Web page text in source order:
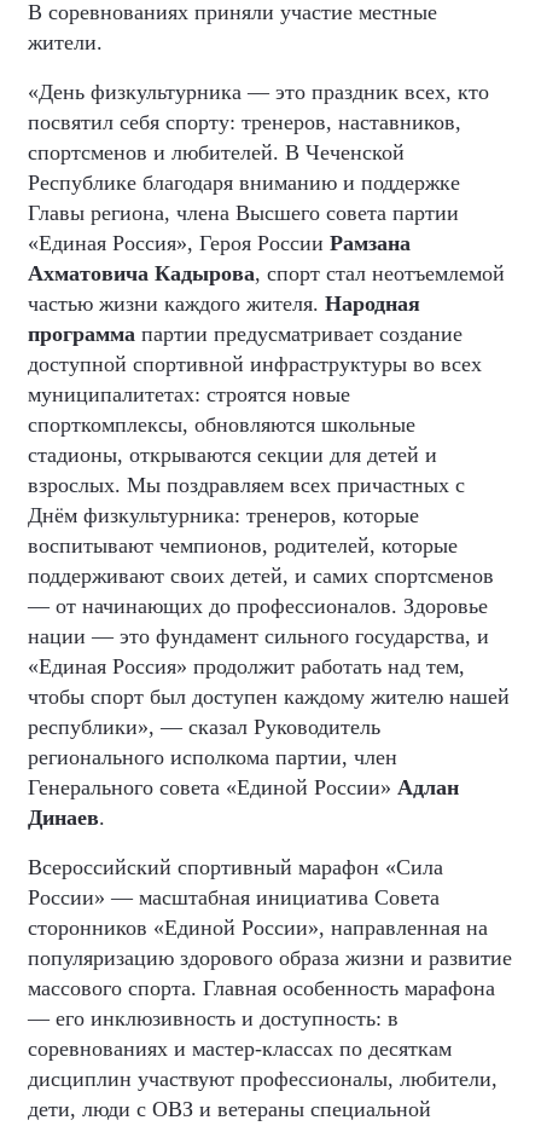
В соревнованиях приняли участие местные
жители.
«День физкультурника — это праздник всех, кто
посвятил себя спорту: тренеров, наставников,
спортсменов и любителей. В Чеченской
Республике благодаря вниманию и поддержке
Главы региона, члена Высшего совета партии
«Единая Россия», Героя России Рамзана
Ахматовича Кадырова, спорт стал неотъемлемой
частью жизни каждого жителя. Народная
программа партии предусматривает создание
доступной спортивной инфраструктуры во всех
муниципалитетах: строятся новые
спорткомплексы, обновляются школьные
стадионы, открываются секции для детей и
взрослых. Мы поздравляем всех причастных с
Днём физкультурника: тренеров, которые
воспитывают чемпионов, родителей, которые
поддерживают своих детей, и самих спортсменов
— от начинающих до профессионалов. Здоровье
нации — это фундамент сильного государства, и
«Единая Россия» продолжит работать над тем,
чтобы спорт был доступен каждому жителю нашей
республики», — сказал Руководитель
регионального исполкома партии, член
Генерального совета «Единой России» Адлан
Динаев.
Всероссийский спортивный марафон «Сила
России» — масштабная инициатива Совета
сторонников «Единой России», направленная на
популяризацию здорового образа жизни и развитие
массового спорта. Главная особенность марафона
— его инклюзивность и доступность: в
соревнованиях и мастер-классах по десяткам
дисциплин участвуют профессионалы, любители,
дети, люди с ОВЗ и ветераны специальной